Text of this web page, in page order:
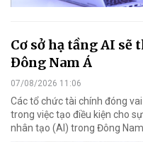
Cơ sở hạ tầng AI sẽ
Đông Nam Á
07/08/2026 11:06
Các tổ chức tài chính đóng
trong việc tạo điều kiện cho
nhân tạo (AI) trong Đông Nam